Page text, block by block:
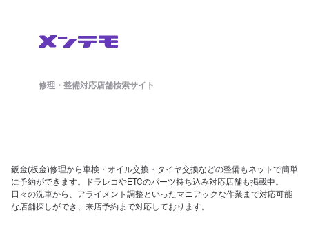
修理・整備対応店舗検索サイト
鈑金(板金)修理から車検・オイル交換・タイヤ交換などの整備もネットで簡単
に予約ができます。ドラレコやETCのパーツ持ち込み対応店舗も掲載中。
日々の洗車から、アライメント調整といったマニアックな作業まで対応可能
な店舗探しができ、来店予約まで対応しております。